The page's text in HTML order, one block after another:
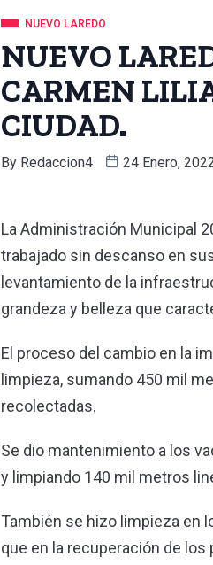
NUEVO LAREDO
NUEVO
CARMEN
CIUDAD.
By Redaccion4 24 Enero,
La Administración Municipal
trabajado sin descanso en
levantamiento de la
grandeza y belleza que
El proceso del cambio en la
limpieza, sumando 450 mil
recolectadas.
Se dio mantenimiento a los
y limpiando 140 mil metros
También se hizo limpieza en
que en la recuperación de los